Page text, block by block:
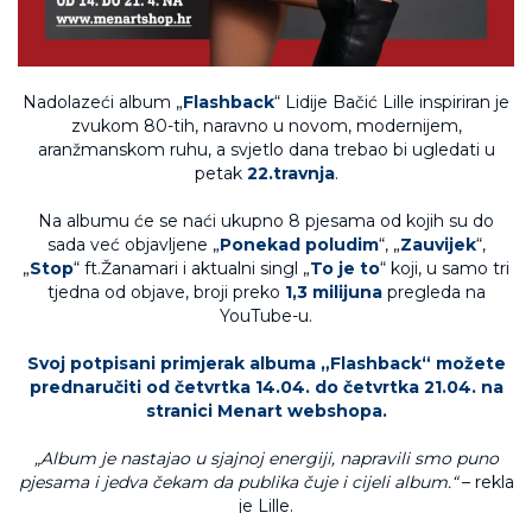
Nadolazeći album „Flashback“ Lidije Bačić Lille inspiriran je
zvukom 80-tih, naravno u novom, modernijem,
aranžmanskom ruhu, a svjetlo dana trebao bi ugledati u
petak 22.travnja.
Na albumu će se naći ukupno 8 pjesama od kojih su do
sada već objavljene „Ponekad poludim“, „Zauvijek“,
„Stop“ ft.Žanamari i aktualni singl „To je to“ koji, u samo tri
tjedna od objave, broji preko 1,3 milijunapregleda na
YouTube-u.
Svoj potpisani primjerak albuma „Flashback“ možete
prednaručiti od četvrtka 14.04. do četvrtka 21.04. na
stranici Menart webshopa.
„Album je nastajao u sjajnoj energiji, napravili smo puno
pjesama i jedva čekam da publika čuje i cijeli album.“– rekla
je Lille.